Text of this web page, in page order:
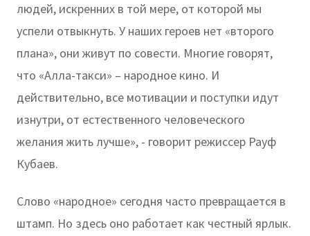
людей, искренних в той мере, от которой мы
успели отвыкнуть. У наших героев нет «второго
плана», они живут по совести. Многие говорят,
что «Алла-такси» – народное кино. И
действительно, все мотивации и поступки идут
изнутри, от естественного человеческого
желания жить лучше», - говорит режиссер Рауф
Кубаев.
Слово «народное» сегодня часто превращается в
штамп. Но здесь оно работает как честный ярлык.